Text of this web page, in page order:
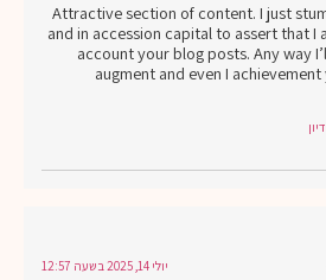
Attractive section of content. I just
and in accession capital to assert that I
account your blog posts. Any way
augment and even I
יולי 14, 2025 בשעה 12:57